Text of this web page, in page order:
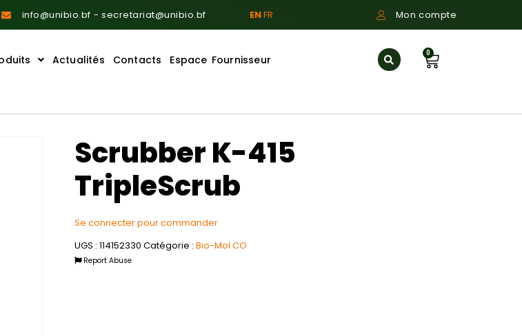
info@unibio.bf - secretariat@unibio.bf ENFR Mon compte
Actualités Contacts Espace Fournisseur
0
Scrubber K-415
TripleScrub
Se connecter pour commander
UGS : 114152330 Catégorie : Bio-Mol CO
Report Abuse